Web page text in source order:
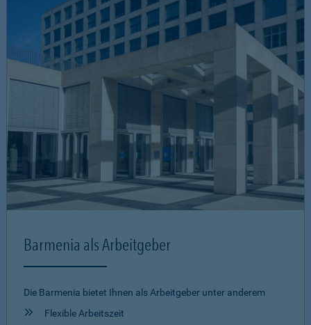
Barmenia als Arbeitgeber
Die Barmenia bietet Ihnen als Arbeitgeber unter anderem
Flexible Arbeitszeit